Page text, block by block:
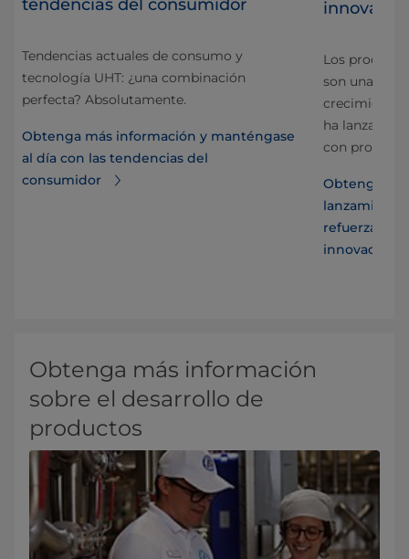
tendencias del consumidor
Tendencias actuales de consumo y
tecnología UHT: ¿una combinación
perfecta? Absolutamente.
Obtenga más información y manténgase
al día con las tendencias del
consumidor
Los
son una
crecimiento
ha lanzado
con
Obtenga
refuerza la
innovador
Obtenga más información
sobre el desarrollo de
productos